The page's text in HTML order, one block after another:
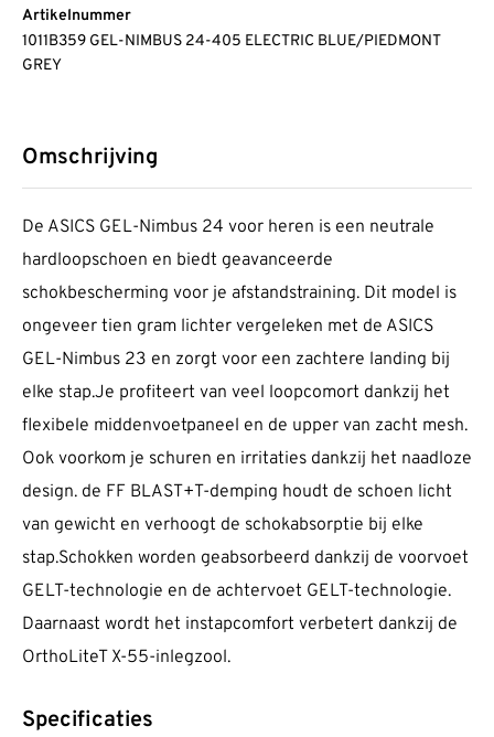
Artikelnummer
1011B359 GEL-NIMBUS 24-405 ELECTRIC BLUE/PIEDMONT
GREY
Omschrijving
De ASICS GEL-Nimbus 24 voor heren is een neutrale
hardloopschoen en biedt geavanceerde
schokbescherming voor je afstandstraining. Dit model is
ongeveer tien gram lichter vergeleken met de ASICS
GEL-Nimbus 23 en zorgt voor een zachtere landing bij
elke stap.Je profiteert van veel loopcomort dankzij het
flexibele middenvoetpaneel en de upper van zacht mesh.
Ook voorkom je schuren en irritaties dankzij het naadloze
design. de FF BLAST+T-demping houdt de schoen licht
van gewicht en verhoogt de schokabsorptie bij elke
stap.Schokken worden geabsorbeerd dankzij de voorvoet
GELT-technologie en de achtervoet GELT-technologie.
Daarnaast wordt het instapcomfort verbetert dankzij de
OrthoLiteT X-55-inlegzool.
Specificaties